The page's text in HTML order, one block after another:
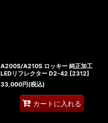
A200S/A210S ロッキー 純正加工
LEDリフレクター D2-42 [2312]
33,000円(税込)
カートに入れる